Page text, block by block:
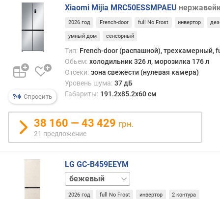
(
м
щ
н
с
т
з
м
о
ж
Спросить
Xiaomi Mijia MRC50ESSMPAEU
2026 год French-door full No Frost инвертор
умный дом сенсорный
Тип: French-door (распашной), трехкамерный,
Обьем: холодильник 326 л, морозилка 176 л
Отсеки: зона свежести (нулевая камера)
Уровень шума: 37 дБ
Габариты: 191.2х85.2х60 см
38 160 — 43 429 грн.
21 предложение
LG GC-B459EEYM
белый
серебристый
2026 год full No Frost инвертор 2 контура